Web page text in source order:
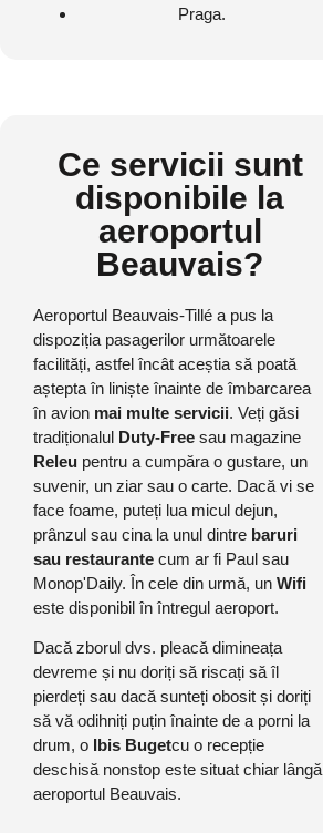
Praga.
Ce servicii sunt
disponibile la
aeroportul
Beauvais?
Aeroportul Beauvais-Tillé a pus la
dispoziția pasagerilor următoarele
facilități, astfel încât aceștia să poată
aștepta în liniște înainte de îmbarcarea
în avion mai multe servicii. Veți găsi
tradiționalul Duty-Free sau magazine
Releu pentru a cumpăra o gustare, un
suvenir, un ziar sau o carte. Dacă vi se
face foame, puteți lua micul dejun,
prânzul sau cina la unul dintre baruri
sau restaurante cum ar fi Paul sau
Monop'Daily. În cele din urmă, un Wifi
este disponibil în întregul aeroport.
Dacă zborul dvs. pleacă dimineața
devreme și nu doriți să riscați să îl
pierdeți sau dacă sunteți obosit și doriți
să vă odihniți puțin înainte de a porni la
drum, o Ibis Bugetcu o recepție
deschisă nonstop este situat chiar lângă
aeroportul Beauvais.